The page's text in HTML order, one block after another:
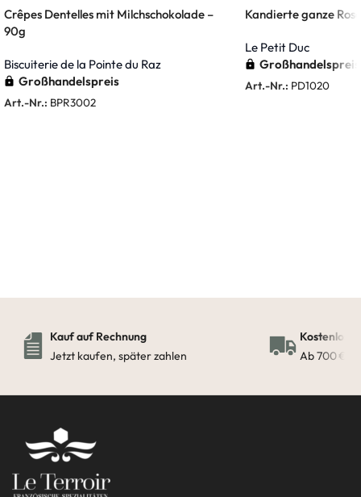
Crêpes Dentelles mit Milchschokolade –
90g
Biscuiterie de la Pointe du Raz
Großhandelspreis
Art.-Nr.: BPR3002
Kandierte ganze
Le Petit Duc
Großhandelspreis
Art.-Nr.: PD1020
Kauf auf Rechnung
Jetzt kaufen, später zahlen
Ab 700 € in